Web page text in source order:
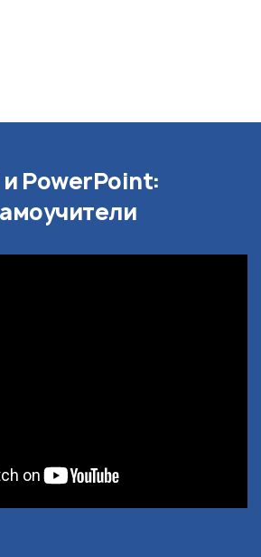
PowerPoint: